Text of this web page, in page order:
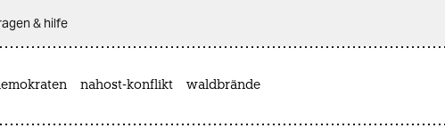
& hilfe
nahost-konflikt waldbrände